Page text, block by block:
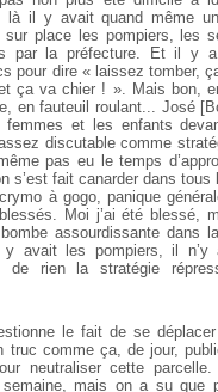
là il y avait quand même
place les pompiers, les
par la préfecture. Et il y
pour dire « laissez tomber,
ça va chier ! ». Mais bon,
en fauteuil roulant... José
et les enfants
discutable comme
pas eu le temps
s’est fait canarder dans
à gogo, panique
Moi j’ai été blessé,
assourdissante dans
y avait les pompiers, il
de rien la stratégie
le fait de se
truc comme ça, de jour,
neutraliser cette
semaine, mais on a su que